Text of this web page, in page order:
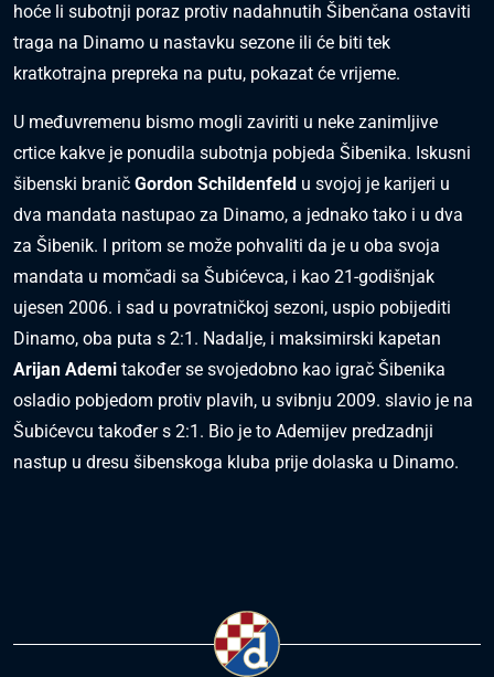
hoće li subotnji poraz protiv nadahnutih Šibenčana ostaviti
traga na Dinamo u nastavku sezone ili će biti tek
kratkotrajna prepreka na putu, pokazat će vrijeme.
U međuvremenu bismo mogli zaviriti u neke zanimljive
crtice kakve je ponudila subotnja pobjeda Šibenika. Iskusni
šibenski branič Gordon Schildenfeld u svojoj je karijeri u
dva mandata nastupao za Dinamo, a jednako tako i u dva
za Šibenik. I pritom se može pohvaliti da je u oba svoja
mandata u momčadi sa Šubićevca, i kao 21-godišnjak
ujesen 2006. i sad u povratničkoj sezoni, uspio pobijediti
Dinamo, oba puta s 2:1. Nadalje, i maksimirski kapetan
Arijan Ademi također se svojedobno kao igrač Šibenika
osladio pobjedom protiv plavih, u svibnju 2009. slavio je na
Šubićevcu također s 2:1. Bio je to Ademijev predzadnji
nastup u dresu šibenskoga kluba prije dolaska u Dinamo.